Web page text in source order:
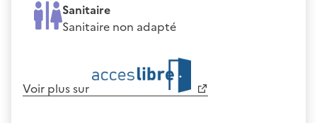
Sanitaire
Sanitaire non adapté
Voir plus sur